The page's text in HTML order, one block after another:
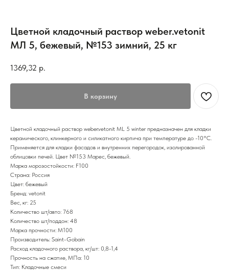
Цветной кладочный раствор weber.vetonit
МЛ 5, бежевый, №153 зимний, 25 кг
1369,32 р.
В корзину
Цветной кладочный раствор weber.vetonit ML 5 winter предназначен для кладки
керамического, клинкерного и силикатного кирпича при температуре до -10°С.
Применяется для кладки фасадов и внутренних перегородок, изолированной
облицовки печей. Цвет №153 Марес, бежевый.
Марка морозостойкости: F100
Страна: Россия
Цвет: бежевый
Бренд: vetonit
Вес, кг: 25
Количество шт/авто: 768
Количество шт/поддон: 48
Марка прочности: М100
Производитель: Saint-Gobain
Расход кладочного раствора, кг/шт: 0,8-1,4
Прочность на сжатие, МПа: 10
Тип: Кладочные смеси